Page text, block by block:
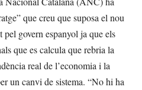
que creu que suposa el nou
govern espanyol ja que els
que es calcula que rebria la
real de l’economia i la
un canvi de sistema. “No hi ha